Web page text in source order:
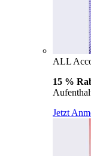
ALL
15 %
Jetzt